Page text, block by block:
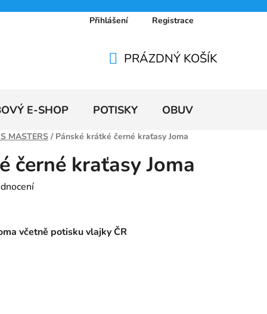
Doprava a platby Ceníky
Přihlášení Registrace
KOŠÍK
PRÁZDNÝ KOŠÍK
E-SHOP POTISKY OBUV
MASTERS / Pánské krátké černé kraťasy Joma
černé kraťasy Joma
včetně potisku vlajky ČR